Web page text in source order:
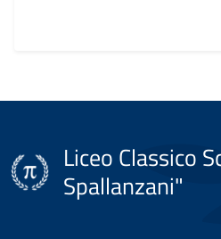
Liceo Classico
Spallanzani"